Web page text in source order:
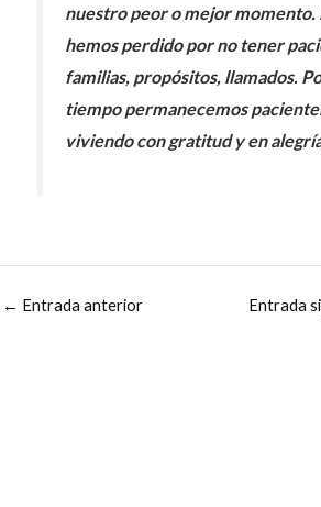
nuestro peor o mejor momento.
hemos perdido por no tener
familias, propósitos, llamados.
tiempo permanecemos
viviendo con gratitud y en
← Entrada anterior Entrada